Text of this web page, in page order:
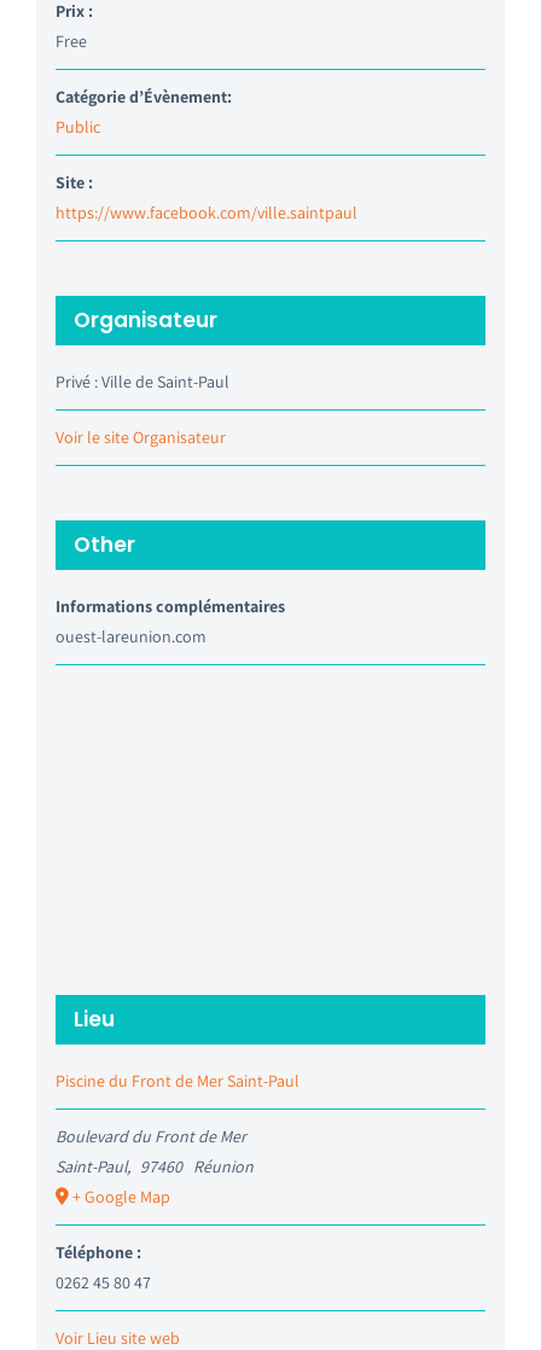
Prix :
Free
Catégorie d’Évènement:
Public
Site :
https://www.facebook.com/ville.saintpaul
Organisateur
Privé : Ville de Saint-Paul
Voir le site Organisateur
Other
Informations complémentaires
ouest-lareunion.com
Lieu
Piscine du Front de Mer Saint-Paul
Boulevard du Front de Mer
Saint-Paul, 97460 Réunion
+ Google Map
Téléphone :
0262 45 80 47
Voir Lieu site web